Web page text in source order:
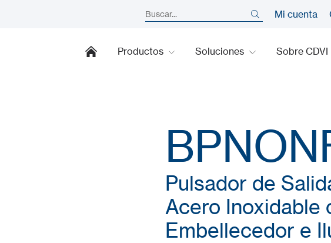
Mi cuenta
Productos Soluciones Sobre CDVI
Pulsador de
Acero Inoxidable
Embellecedor e